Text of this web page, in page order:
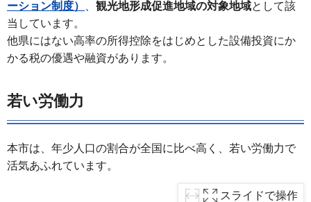
ーション制度）
観光地形成促進地域の対象地域として該
当しています。
他県にはない高率の所得控除をはじめとした設備投資にか
かる税の優遇や融資があります。
若い労働力
本市は、年少人口の割合が全国に比べ高く、若い労働力で
活気あふれています。
スライドで操作